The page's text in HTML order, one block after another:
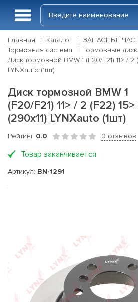
Главная Каталог
ЗАПАСНЫЕ
Тормозная система
Тормозные
Диск тормозной BMW 1 (F20/F21) 11> / 2
LYNXauto (1шт)
Диск тормозной BMW 1
(F20/F21) 11> / 2 (F22)
(290x11) LYNXauto (1шт)
Рейтинг 0.0 0 отзывов
Товар заканчивается
Артикул: BN-1291